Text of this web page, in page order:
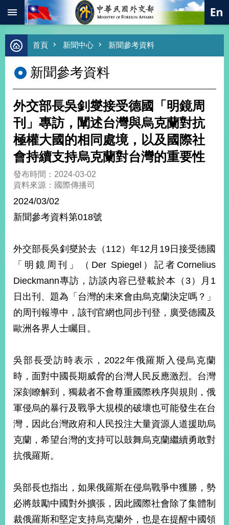
跳到主要內容區塊
進
階
尋
熱
總
合
外
交
價
值
交
濟
日
不
國
台
海
平
照
回
頁
網
站
導
覽
關
於
本
部
新
聞
中
心
首頁 新聞中心 新聞參考資料
新聞參考資料
外交部長吳釗燮接受德國「明鏡周
刊」專訪，闡述台灣與烏克蘭對抗
極權大國的相同處境，以及國際社
會持續支持烏克蘭對台灣的重要性
發布時間：2024-03-02
資料來源：國際傳播司
2024/03/02
新聞參考資料第018號
外交部長吳釗燮於去（112）年12月19日接受德國
「明鏡周刊」（Der Spiegel）記者Cornelius
Dieckmann專訪，訪談內容已登載於本（3）月1
日出刊、題為「台灣的未來會由烏克蘭決定嗎？」
的周刊報導中，該刊官網也同步刊登，廣受德國及
歐洲各界人士矚目。
吳部長受訪時表示，2022年俄羅斯入侵烏克蘭
時，面對中國長期威脅的台灣人民反應激烈。台灣
深刻瞭解到，獨裁者不會尊重國際秩序與規則，俄
軍侵烏的暴行及戰爭大規模的破壞也可能發生在台
灣，因此台灣政府和人民投注大量資源人道援助烏
克蘭，希望台灣的支持可以鼓舞烏克蘭繼續勇敢對
抗俄羅斯。
吳部長也指出，如果俄羅斯在侵烏戰爭中獲勝，勢
必將鼓勵中國對外擴張，因此國際社會除了集體制
裁俄羅斯和堅定支持烏克蘭外，也是在提醒中國領